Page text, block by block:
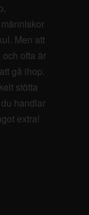
Men att
ofta är
gå ihop.
stötta
handlar
extra!